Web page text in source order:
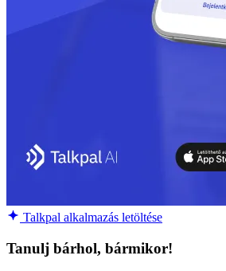
Talkpal alkalmazás letöltése
Tanulj bárhol, bármikor!